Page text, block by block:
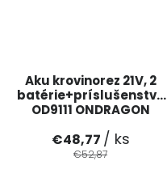
Aku krovinorez 21V, 2
batérie+príslušenstvo
OD9111 ONDRAGON
€48,77 / ks
€52,87